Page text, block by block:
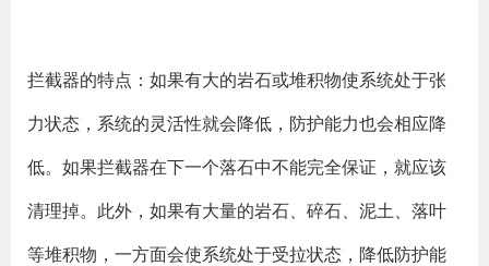
拦截器的特点：如果有大的岩石或堆积物使系统处于张
力状态，系统的灵活性就会降低，防护能力也会相应降
低。如果拦截器在下一个落石中不能完全保证，就应该
清理掉。此外，如果有大量的岩石、碎石、泥土、落叶
等堆积物，一方面会使系统处于受拉状态，降低防护能